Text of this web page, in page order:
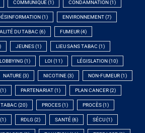
COMMUNIQUÉ(1) CONDAMNATION (1)
(1) ENVIRONNEMENT(7)
DU TABAC (6) FUMEUR(4)
JEUNES(1) LIEU SANS TABAC (1)
LOBBYING (1) LOI (11) LÉGISLATION (10)
NATURE(3) NICOTINE(3) NON-FUMEUR(1)
(1) PARTENARIAT(1) PLAN CANCER(2)
TABAC (20) PROCES(1) PROCÈS(1)
(1) RDLG (2) SANTÉ(6) SÉCU(1)